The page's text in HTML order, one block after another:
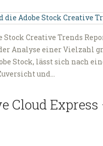
Stock Creative Trends
Analyse einer Vielzahl
Stock, lässt sich nach
und…
Cloud